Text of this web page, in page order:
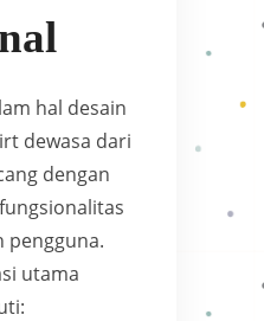
hal desain
dewasa dari
dengan
pengguna.
utama